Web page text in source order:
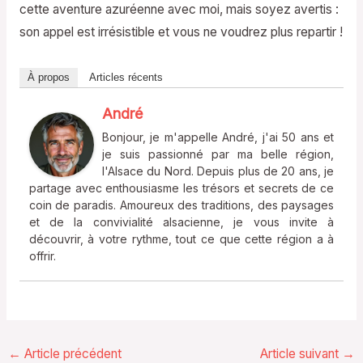
cette aventure azuréenne avec moi, mais soyez avertis :
son appel est irrésistible et vous ne voudrez plus repartir !
À propos Articles récents
André
Bonjour, je m'appelle André, j'ai 50 ans et
je suis passionné par ma belle région,
l'Alsace du Nord. Depuis plus de 20 ans, je
partage avec enthousiasme les trésors et secrets de ce
coin de paradis. Amoureux des traditions, des paysages
et de la convivialité alsacienne, je vous invite à
découvrir, à votre rythme, tout ce que cette région a à
offrir.
← Article précédent Article suivant →